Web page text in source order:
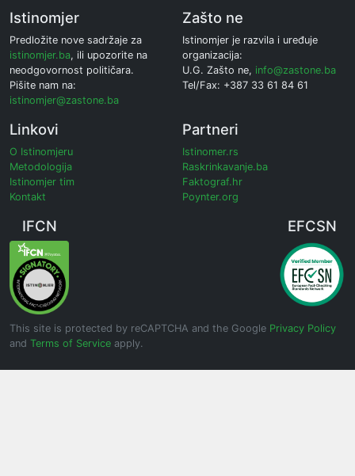
Istinomjer
Predložite nove sadržaje za
istinomjer.ba, ili upozorite na
neodgovornost političara.
Pišite nam na:
istinomjer@zastone.ba
Zašto ne
Istinomjer je razvila i uređuje
organizacija:
U.G. Zašto ne, info@zastone.ba
Tel/Fax: +387 33 61 84 61
Linkovi
O Istinomjeru
Metodologija
Istinomjer tim
Kontakt
Partneri
Istinomer.rs
Raskrinkavanje.ba
Faktograf.hr
Poynter.org
IFCN EFCSN
This site is protected by reCAPTCHA and the Google Privacy Policy
and Terms of Service apply.